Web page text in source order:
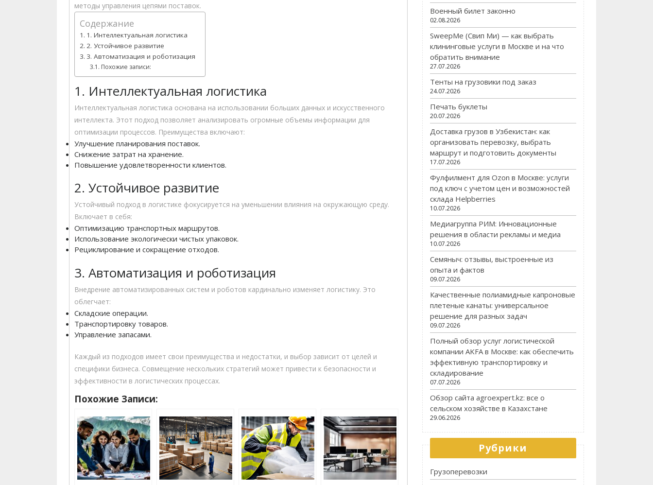
методы управления цепями поставок.
Содержание
1. Интеллектуальная логистика
2. Устойчивое развитие
3. Автоматизация и роботизация
Похожие записи:
1. Интеллектуальная логистика
Интеллектуальная логистика основана на использовании больших данных и искусственного
интеллекта. Этот подход позволяет анализировать огромные объемы информации для
оптимизации процессов. Преимущества включают:
Улучшение планирования поставок.
Снижение затрат на хранение.
Повышение удовлетворенности клиентов.
2. Устойчивое развитие
Устойчивый подход в логистике фокусируется на уменьшении влияния на окружающую среду.
Включает в себя:
Оптимизацию транспортных маршрутов.
Использование экологически чистых упаковок.
Рециклирование и сокращение отходов.
3. Автоматизация и роботизация
Внедрение автоматизированных систем и роботов кардинально изменяет логистику. Это
облегчает:
Складские операции.
Транспортировку товаров.
Управление запасами.
Каждый из подходов имеет свои преимущества и недостатки, и выбор зависит от целей и
специфики бизнеса. Совмещение нескольких стратегий может привести к безопасности и
эффективности в логистических процессах.
Похожие Записи:
Военный билет законно
02.08.2026
SweepMe (Свип Ми) — как выбрать
клининговые услуги в Москве и на что
обратить внимание
27.07.2026
Тенты на грузовики под заказ
24.07.2026
Печать буклеты
20.07.2026
Доставка грузов в Узбекистан: как
организовать перевозку, выбрать
маршрут и подготовить документы
17.07.2026
Фулфилмент для Ozon в Москве: услуги
под ключ с учетом цен и возможностей
склада Helpberries
10.07.2026
Медиагруппа РИМ: Инновационные
решения в области рекламы и медиа
10.07.2026
Семяныч: отзывы, выстроенные из
опыта и фактов
09.07.2026
Качественные полиамидные капроновые
плетеные канаты: универсальное
решение для разных задач
09.07.2026
Полный обзор услуг логистической
компании AKFA в Москве: как обеспечить
эффективную транспортировку и
складирование
07.07.2026
Обзор сайта agroexpert.kz: все о
сельском хозяйстве в Казахстане
29.06.2026
Рубрики
Грузоперевозки